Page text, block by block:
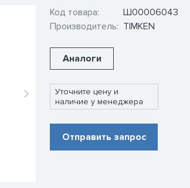
Код товара:
Производитель:
Ш00006043
TIMKEN
Аналоги
Уточните цену и
наличие у менеджера
Отправить запрос